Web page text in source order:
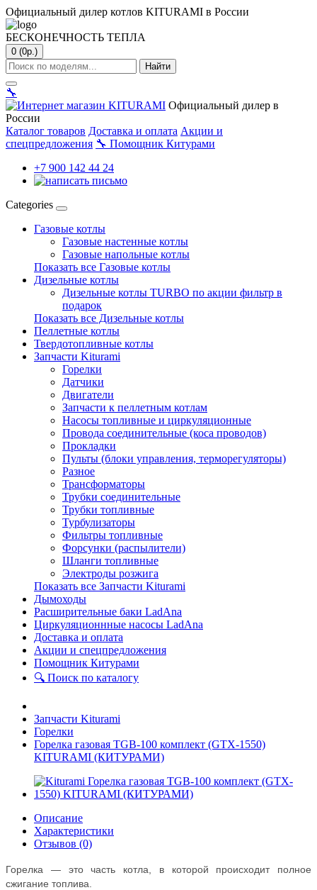
Официальный дилер котлов KITURAMI в России
БЕСКОНЕЧНОСТЬ ТЕПЛА
0 (0р.)
Найти
🔧
Официальный дилер в
России
Каталог товаров Доставка и оплата Акции и
спецпредложения 🔧 Помощник Китурами
+7 900 142 44 24
Categories
Газовые котлы
Газовые настенные котлы
Газовые напольные котлы
Показать все Газовые котлы
Дизельные котлы
Дизельные котлы TURBO по акции фильтр в
подарок
Показать все Дизельные котлы
Пеллетные котлы
Твердотопливные котлы
Запчасти Kiturami
Горелки
Датчики
Двигатели
Запчасти к пеллетным котлам
Насосы топливные и циркуляционные
Провода соединительные (коса проводов)
Прокладки
Пульты (блоки управления, терморегуляторы)
Разное
Трансформаторы
Трубки соединительные
Трубки топливные
Турбулизаторы
Фильтры топливные
Форсунки (распылители)
Шланги топливные
Электроды розжига
Показать все Запчасти Kiturami
Дымоходы
Расширительные баки LadAna
Циркуляционнные насосы LadAna
Доставка и оплата
Акции и спецпредложения
Помощник Китурами
🔍 Поиск по каталогу
Запчасти Kiturami
Горелки
Горелка газовая TGB-100 комплект (GTX-1550)
KITURAMI (КИТУРАМИ)
Описание
Характеристики
Отзывов (0)
Горелка — это часть котла, в которой происходит полное
сжигание топлива.